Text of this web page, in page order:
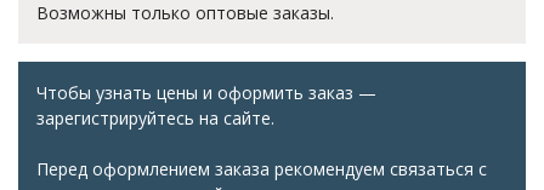
Возможны только оптовые заказы.
Чтобы узнать цены и оформить заказ —
зарегистрируйтесь на сайте.
Перед оформлением заказа рекомендуем связаться с